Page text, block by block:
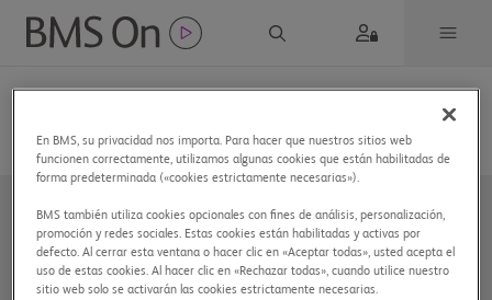
En BMS, su privacidad nos importa. Para hacer que nuestros sitios web
funcionen correctamente, utilizamos algunas cookies que están habilitadas de
forma predeterminada («cookies estrictamente necesarias»).
BMS también utiliza cookies opcionales con fines de análisis, personalización,
promoción y redes sociales. Estas cookies están habilitadas y activas por
defecto. Al cerrar esta ventana o hacer clic en «Aceptar todas», usted acepta el
uso de estas cookies. Al hacer clic en «Rechazar todas», cuando utilice nuestro
sitio web solo se activarán las cookies estrictamente necesarias.